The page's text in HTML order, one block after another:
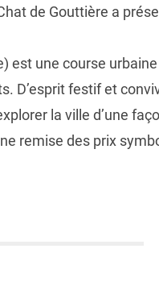
de Gouttière a
est une course urbaine
D’esprit festif et
la ville d’une
remise des prix